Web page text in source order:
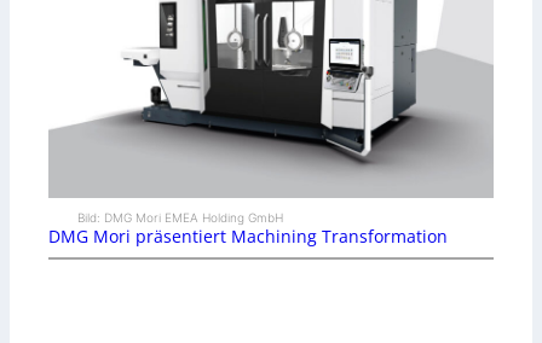
Bild: DMG Mori EMEA Holding GmbH
DMG Mori präsentiert Machining Transformation